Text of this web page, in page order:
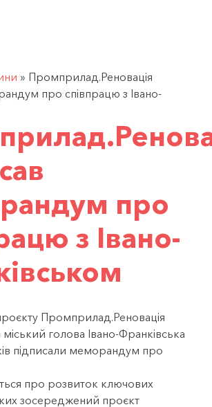
» Промприлад.Реновація
про співпрацю з Івано-
про
з Івано-
Промприлад.Реновація
міський голова Івано-Франківська
підписали меморандум про
про розвиток ключових
зосереджений проєкт